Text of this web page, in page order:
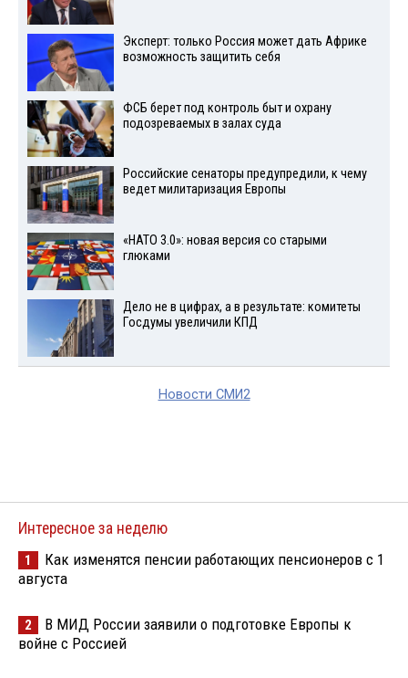
Эксперт: только Россия может дать Африке
возможность защитить себя
ФСБ берет под контроль быт и охрану
подозреваемых в залах суда
Российские сенаторы предупредили, к чему
ведет милитаризация Европы
«НАТО 3.0»: новая версия со старыми
глюками
Дело не в цифрах, а в результате: комитеты
Госдумы увеличили КПД
Новости СМИ2
Интересное за неделю
1
Как изменятся пенсии работающих пенсионеров с 1
августа
2
В МИД России заявили о подготовке Европы к
войне с Россией